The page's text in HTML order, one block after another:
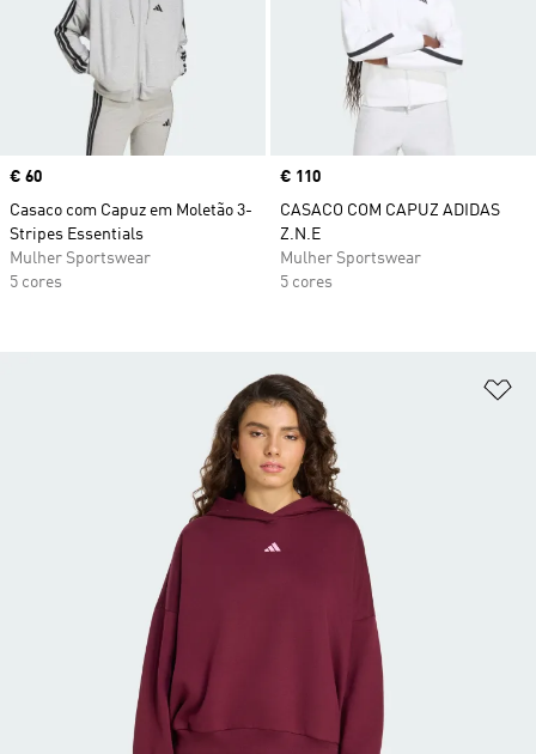
Price
€ 60
Casaco com Capuz em Moletão 3-
Stripes Essentials
Mulher Sportswear
5 cores
Price
€ 110
CASACO COM CAPUZ ADIDAS
Z.N.E
Mulher Sportswear
5 cores